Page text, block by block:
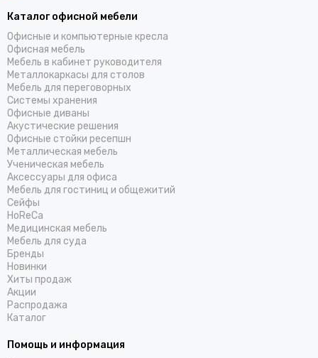
Каталог офисной мебели
Офисные и компьютерные кресла
Офисная мебель
Мебель в кабинет руководителя
Металлокаркасы для столов
Мебель для переговорных
Системы хранения
Офисные диваны
Акустические решения
Офисные стойки ресепшн
Металлическая мебель
Ученическая мебель
Аксессуары для офиса
Мебель для гостиниц и общежитий
Cейфы
HoReCa
Медицинская мебель
Мебель для суда
Бренды
Новинки
Хиты продаж
Акции
Распродажа
Каталог
Помощь и информация